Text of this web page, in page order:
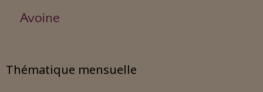
Avoine
Thématique mensuelle